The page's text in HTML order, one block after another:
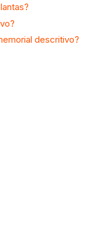
descritivo?